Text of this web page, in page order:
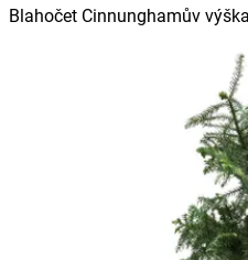
Blahočet Cinnunghamův